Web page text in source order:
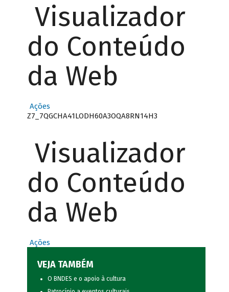
Visualizador
do Conteúdo
da Web
Ações
Z7_7QGCHA41LODH60A3OQA8RN14H3
Visualizador
do Conteúdo
da Web
Ações
VEJA TAMBÉM
O BNDES e o apoio à cultura